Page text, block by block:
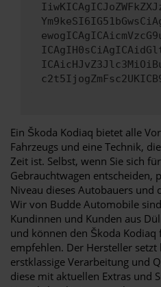
Ein Škoda Kodiaq bietet alle
Fahrzeugs und eine Technik,
Zeit ist. Selbst, wenn Sie sich
Gebrauchtwagen entscheiden,
Niveau dieses Autobauers und
Wir von Budde Automobile
Kundinnen und Kunden aus
und können den Škoda
empfehlen. Der Hersteller
erstklassige Verarbeitung und
diese mit aktuellen Extras und